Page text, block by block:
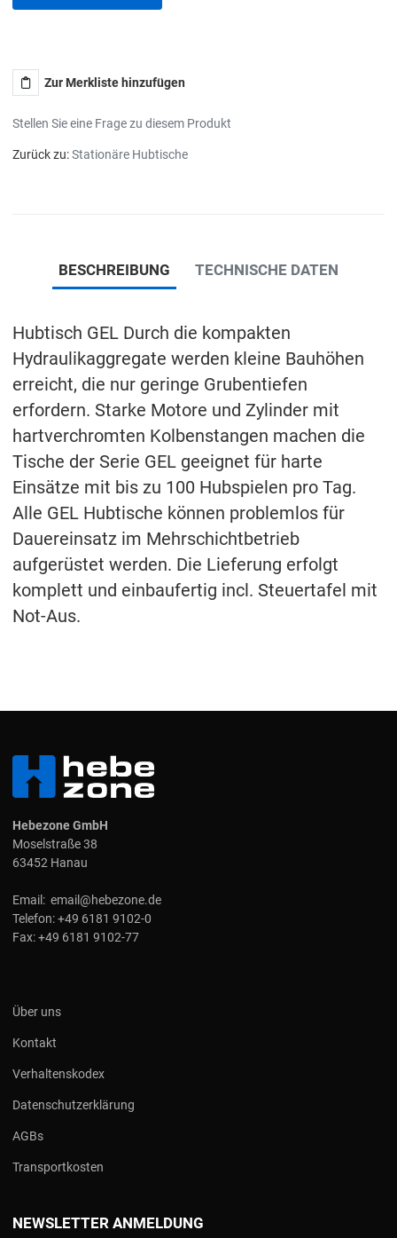
Zur Merkliste hinzufügen
Stellen Sie eine Frage zu diesem Produkt
Zurück zu:Stationäre Hubtische
BESCHREIBUNG TECHNISCHE DATEN
Hubtisch GEL Durch die kompakten
Hydraulikaggregate werden kleine Bauhöhen
erreicht, die nur geringe Grubentiefen
erfordern. Starke Motore und Zylinder mit
hartverchromten Kolbenstangen machen die
Tische der Serie GEL geeignet für harte
Einsätze mit bis zu 100 Hubspielen pro Tag.
Alle GEL Hubtische können problemlos für
Dauereinsatz im Mehrschichtbetrieb
aufgerüstet werden. Die Lieferung erfolgt
komplett und einbaufertig incl. Steuertafel mit
Not-Aus.
Hebezone GmbH
Moselstraße 38
63452 Hanau
Email: email@hebezone.de
Telefon:+49 6181 9102-0
Fax:+49 6181 9102-77
Über uns
Kontakt
Verhaltenskodex
Datenschutzerklärung
AGBs
Transportkosten
NEWSLETTER ANMELDUNG